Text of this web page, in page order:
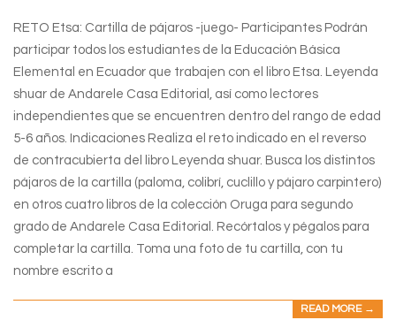
RETO Etsa: Cartilla de pájaros -juego- Participantes Podrán
participar todos los estudiantes de la Educación Básica
Elemental en Ecuador que trabajen con el libro Etsa. Leyenda
shuar de Andarele Casa Editorial, así como lectores
independientes que se encuentren dentro del rango de edad
5-6 años. Indicaciones Realiza el reto indicado en el reverso
de contracubierta del libro Leyenda shuar. Busca los distintos
pájaros de la cartilla (paloma, colibrí, cuclillo y pájaro carpintero)
en otros cuatro libros de la colección Oruga para segundo
grado de Andarele Casa Editorial. Recórtalos y pégalos para
completar la cartilla. Toma una foto de tu cartilla, con tu
nombre escrito a
READ MORE →